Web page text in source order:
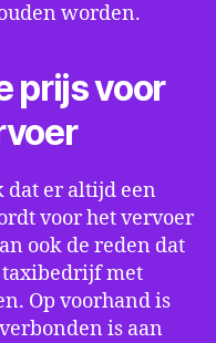
worden.
prijs voor
dat er altijd een
voor het vervoer
ook de reden dat
taxibedrijf met
Op voorhand is
is aan